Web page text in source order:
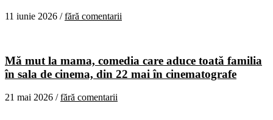
11 iunie 2026 /fără comentarii
Mă mut la mama, comedia care aduce toată familia
în sala de cinema, din 22 mai în cinematografe
21 mai 2026 /fără comentarii